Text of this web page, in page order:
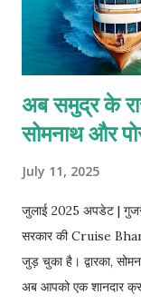
अब समुद्र के
सोमनाथ और
July 11, 2025
जुलाई 2025 अपडेट |
सरकार की Cruise
जुड़ चुका है। द्वारका,
अब आपको एक शानदार